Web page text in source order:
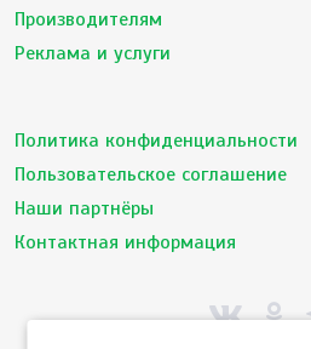
Производителям
Реклама и услуги
Политика конфиденциальности
Пользовательское соглашение
Наши партнёры
Контактная информация